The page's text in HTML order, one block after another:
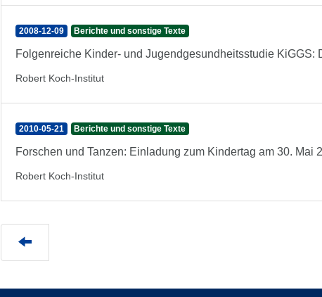
2008-12-09 Berichte und sonstige Texte
Folgenreiche Kinder- und Jugendgesundheitsstudie KiGGS:
Robert Koch-Institut
2010-05-21 Berichte und sonstige Texte
Forschen und Tanzen: Einladung zum Kindertag am 30. Mai
Robert Koch-Institut